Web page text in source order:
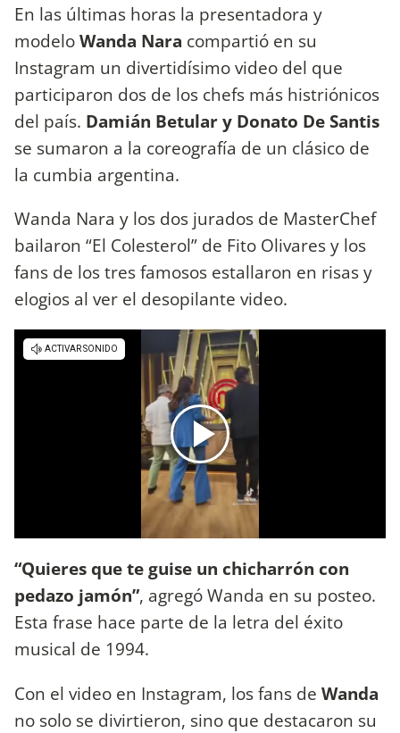
En las últimas horas la presentadora y
modeloWanda Nara compartió en su
Instagram un divertidísimo video del que
participaron dos de los chefs más histriónicos
del país. Damián Betular y Donato De Santis
se sumaron a la coreografía de un clásico de
la cumbia argentina.
Wanda Nara y los dos jurados de MasterChef
bailaron “El Colesterol” de Fito Olivares y los
fans de los tres famosos estallaron en risas y
elogios al ver el desopilante video.
“Quieres que te guise un chicharrón con
pedazo jamón”, agregó Wanda en su posteo.
Esta frase hace parte de la letra del éxito
musical de 1994.
Con el video en Instagram, los fans de Wanda
no solo se divirtieron, sino que destacaron su